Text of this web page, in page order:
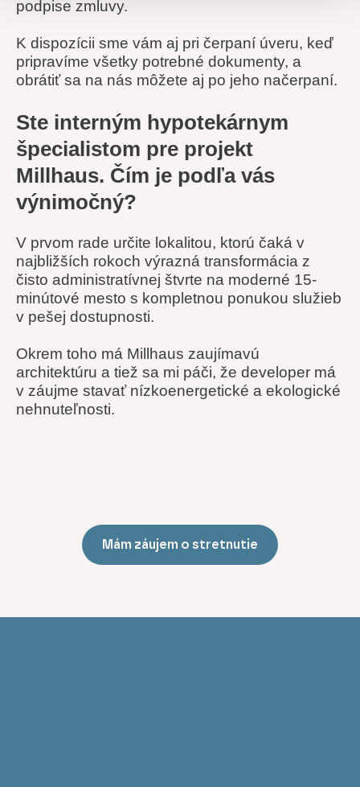
podpise zmluvy.
K dispozícii sme vám aj pri čerpaní úveru, keď
pripravíme všetky potrebné dokumenty, a
obrátiť sa na nás môžete aj po jeho načerpaní.
Ste interným hypotekárnym
špecialistom pre projekt
Millhaus. Čím je podľa vás
výnimočný?
V prvom rade určite lokalitou, ktorú čaká v
najbližších rokoch výrazná transformácia z
čisto administratívnej štvrte na moderné 15-
minútové mesto s kompletnou ponukou služieb
v pešej dostupnosti.
Okrem toho má Millhaus zaujímavú
architektúru a tiež sa mi páči, že developer má
v záujme stavať nízkoenergetické a ekologické
nehnuteľnosti.
Mám záujem o stretnutie